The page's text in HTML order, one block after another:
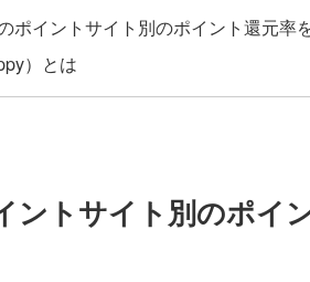
ポイントサイト別のポイント還元率
）とは
ントサイト別のポイ